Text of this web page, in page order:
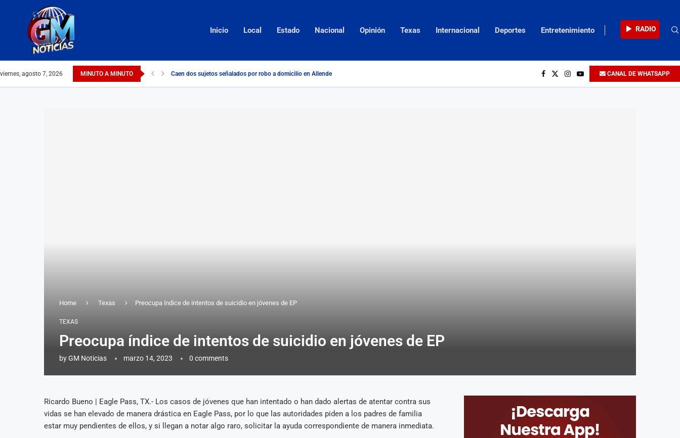
Inicio Local Estado Nacional Opinión Texas Internacional Deportes Entretenimiento RADIO
viernes, agosto 7, 2026 MINUTO A MINUTO Caen dos sujetos señalados por robo a domicilio en Allende CANAL DE WHATSAPP
Home Texas Preocupa índice de intentos de suicidio en jóvenes de EP
TEXAS
Preocupa índice de intentos de suicidio en jóvenes de EP
byGM Noticias marzo 14, 2023 0 comments
Ricardo Bueno | Eagle Pass, TX.- Los casos de jóvenes que han intentado o han dado alertas de atentar contra sus
vidas se han elevado de manera drástica en Eagle Pass, por lo que las autoridades piden a los padres de familia
estar muy pendientes de ellos, y si llegan a notar algo raro, solicitar la ayuda correspondiente de manera inmediata.